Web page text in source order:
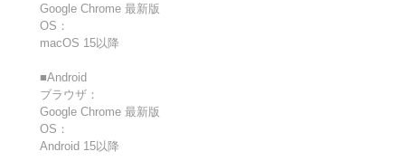
Google Chrome 最新版
OS：
macOS 15以降
■Android
ブラウザ：
Google Chrome 最新版
OS：
Android 15以降